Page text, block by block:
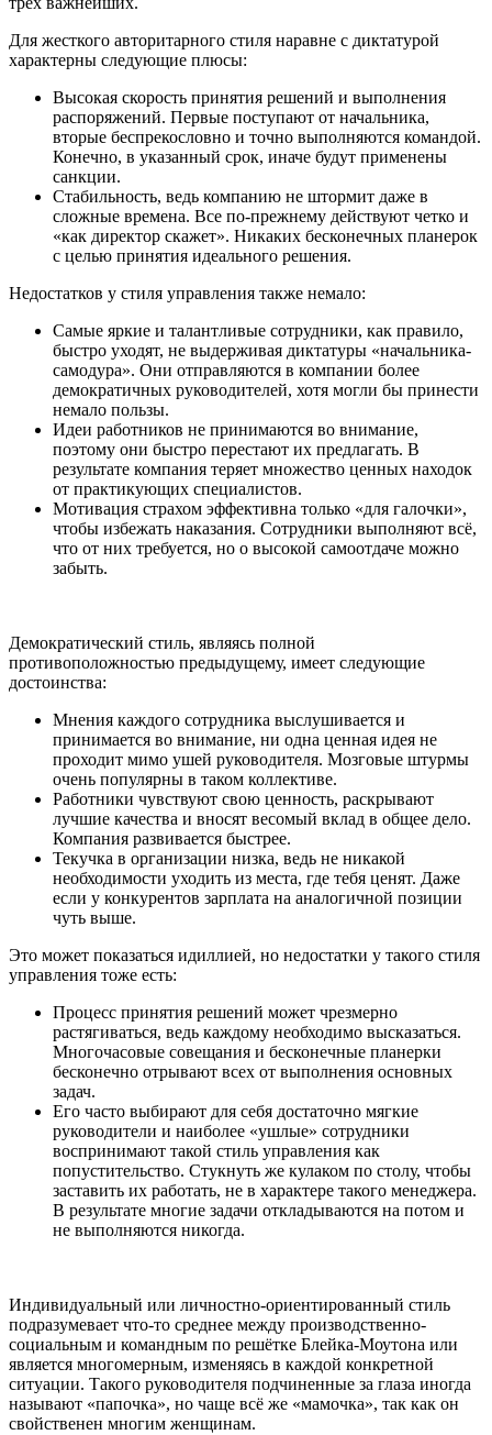
Для жесткого авторитарного стиля наравне с диктатурой
характерны следующие плюсы:
Высокая скорость принятия решений и выполнения
распоряжений. Первые поступают от начальника,
вторые беспрекословно и точно выполняются командой.
Конечно, в указанный срок, иначе будут применены
санкции.
Стабильность, ведь компанию не штормит даже в
сложные времена. Все по-прежнему действуют четко и
«как директор скажет». Никаких бесконечных планерок
с целью принятия идеального решения.
Недостатков у стиля управления также немало:
Самые яркие и талантливые сотрудники, как правило,
быстро уходят, не выдерживая диктатуры «начальника-
самодура». Они отправляются в компании более
демократичных руководителей, хотя могли бы принести
немало пользы.
Идеи работников не принимаются во внимание,
поэтому они быстро перестают их предлагать. В
результате компания теряет множество ценных находок
от практикующих специалистов.
Мотивация страхом эффективна только «для галочки»,
чтобы избежать наказания. Сотрудники выполняют всё,
что от них требуется, но о высокой самоотдаче можно
забыть.
Демократический стиль, являясь полной
противоположностью предыдущему, имеет следующие
достоинства:
Мнения каждого сотрудника выслушивается и
принимается во внимание, ни одна ценная идея не
проходит мимо ушей руководителя. Мозговые штурмы
очень популярны в таком коллективе.
Работники чувствуют свою ценность, раскрывают
лучшие качества и вносят весомый вклад в общее дело.
Компания развивается быстрее.
Текучка в организации низка, ведь не никакой
необходимости уходить из места, где тебя ценят. Даже
если у конкурентов зарплата на аналогичной позиции
чуть выше.
Это может показаться идиллией, но недостатки у такого стиля
управления тоже есть:
Процесс принятия решений может чрезмерно
растягиваться, ведь каждому необходимо высказаться.
Многочасовые совещания и бесконечные планерки
бесконечно отрывают всех от выполнения основных
задач.
Его часто выбирают для себя достаточно мягкие
руководители и наиболее «ушлые» сотрудники
воспринимают такой стиль управления как
попустительство. Стукнуть же кулаком по столу, чтобы
заставить их работать, не в характере такого менеджера.
В результате многие задачи откладываются на потом и
не выполняются никогда.
Индивидуальный или личностно-ориентированный стиль
подразумевает что-то среднее между производственно-
социальным и командным по решётке Блейка-Моутона или
является многомерным, изменяясь в каждой конкретной
ситуации. Такого руководителя подчиненные за глаза иногда
называют «папочка», но чаще всё же «мамочка», так как он
свойственен многим женщинам.